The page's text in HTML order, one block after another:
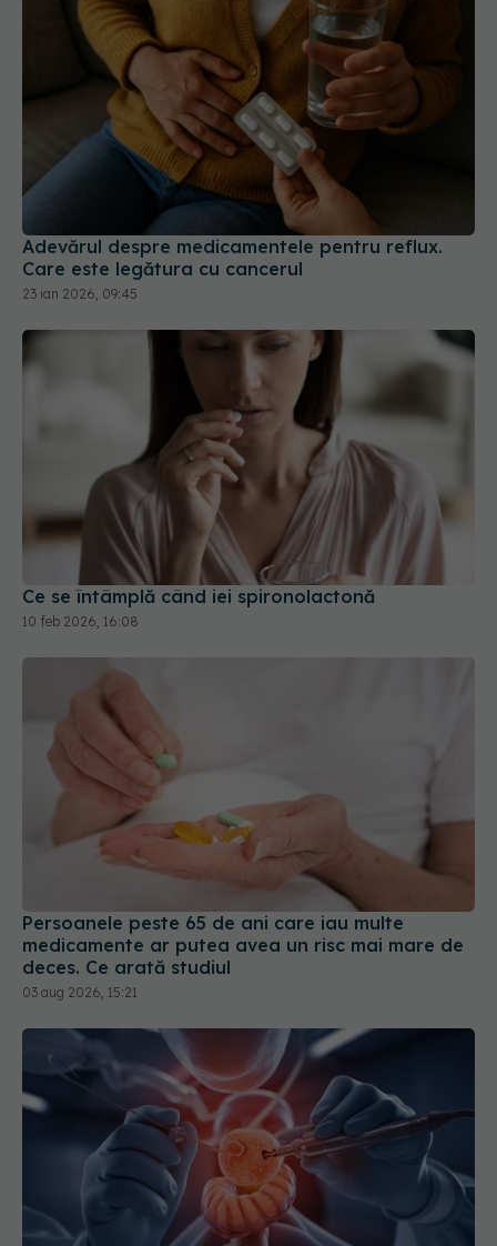
Adevărul despre medicamentele pentru reflux.
Care este legătura cu cancerul
23 ian 2026, 09:45
Ce se întâmplă când iei spironolactonă
10 feb 2026, 16:08
Persoanele peste 65 de ani care iau multe
medicamente ar putea avea un risc mai mare de
deces. Ce arată studiul
03 aug 2026, 15:21